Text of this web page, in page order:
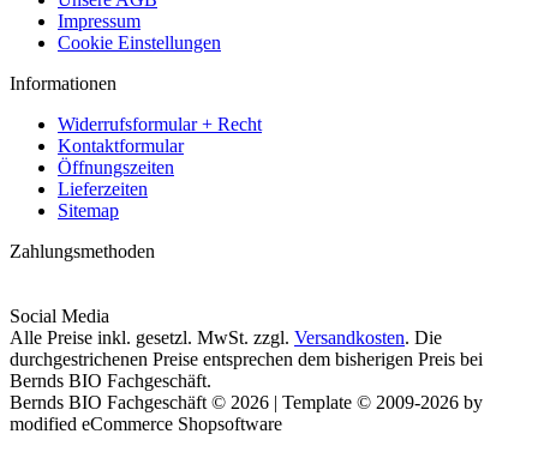
Impressum
Cookie Einstellungen
Informationen
Widerrufsformular + Recht
Kontaktformular
Öffnungszeiten
Lieferzeiten
Sitemap
Zahlungsmethoden
Social Media
Alle Preise inkl. gesetzl. MwSt. zzgl. Versandkosten. Die
durchgestrichenen Preise entsprechen dem bisherigen Preis bei
Bernds BIO Fachgeschäft.
Bernds BIO Fachgeschäft © 2026 | Template © 2009-2026 by
modified eCommerce Shopsoftware